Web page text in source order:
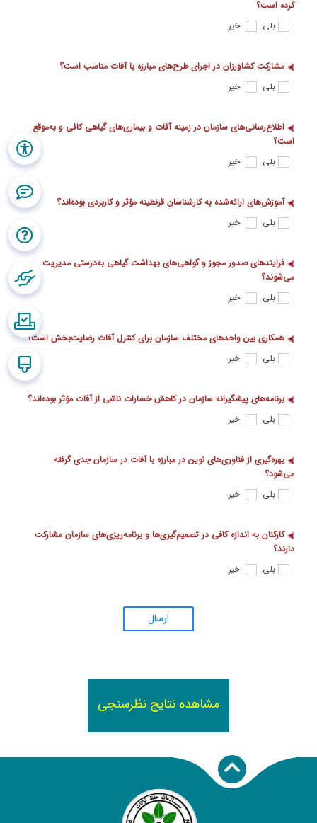
کرده است؟
بلی
خیر
مشارکت کشاورزان در اجرای طرح‌های مبارزه با آفات مناسب است؟
بلی
خیر
اطلاع‌رسانی‌های سازمان در زمینه آفات و بیماری‌های گیاهی کافی و به‌موقع
است؟
بلی
خیر
آموزش‌های ارائه‌شده به کارشناسان قرنطینه مؤثر و کاربردی بوده‌اند؟
بلی
خیر
فرایندهای صدور مجوز و گواهی‌های بهداشت گیاهی به‌درستی مدیریت
می‌شوند؟
بلی
خیر
همکاری بین واحدهای مختلف سازمان برای کنترل آفات رضایت‌بخش است؟
بلی
خیر
برنامه‌های پیشگیرانه سازمان در کاهش خسارات ناشی از آفات مؤثر بوده‌اند؟
بلی
خیر
بهره‌گیری از فناوری‌های نوین در مبارزه با آفات در سازمان جدی گرفته
می‌شود؟
بلی
خیر
کارکنان به اندازه کافی در تصمیم‌گیری‌ها و برنامه‌ریزی‌های سازمان مشارکت
دارند؟
بلی
خیر
ارسال
مشاهده نتایج نظرسنجی